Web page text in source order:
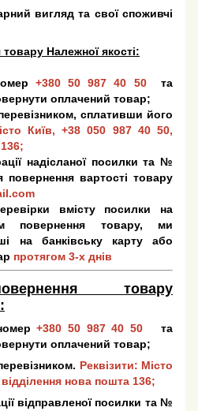
вигляд та свої споживчі
Належної якості:
+380 50 987 40 50
та
оплачений товар;
сплативши його
Київ, +38 050 987 40 50,
надісланої посилки та №
повернення вартості товару
вмісту посилки на
повернення товару, ми
на банківську карту або
протягом 3-х днів
товару
+380 50 987 40 50
та
оплачений товар;
Реквізити: Місто
відділення нова пошта 136;
відправленої посилки та №